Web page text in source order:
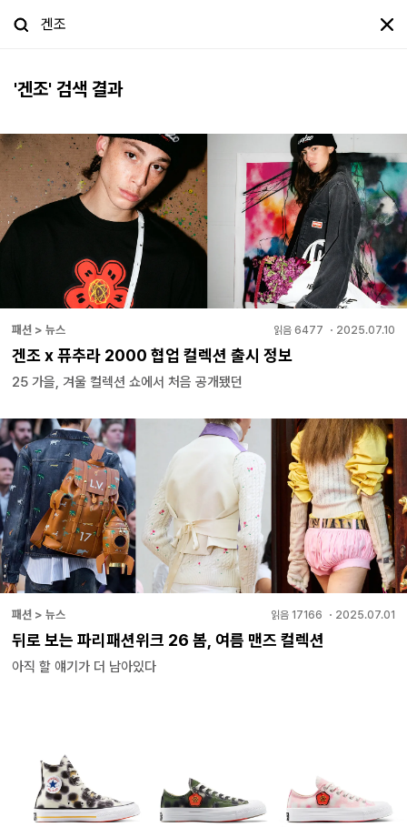
'겐조' 검색 결과
패션 > 뉴스 읽음 6477 ・ 2025.07.10
겐조 x 퓨추라 2000 협업 컬렉션 출시 정보
25 가을, 겨울 컬렉션 쇼에서 처음 공개됐던
패션 > 뉴스 읽음 17166 ・ 2025.07.01
뒤로 보는 파리패션위크 26 봄, 여름 맨즈 컬렉션
아직 할 얘기가 더 남아있다